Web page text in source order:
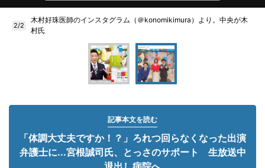
2/2
木村好珠医師のインスタグラム（＠konomikimura）より。中央が木
村氏
記事本文を読む
「体調大丈夫ですか！？」ろれつ回らなくなった出演
弁護士に...宮根誠司氏、とっさのサポート 生放送中